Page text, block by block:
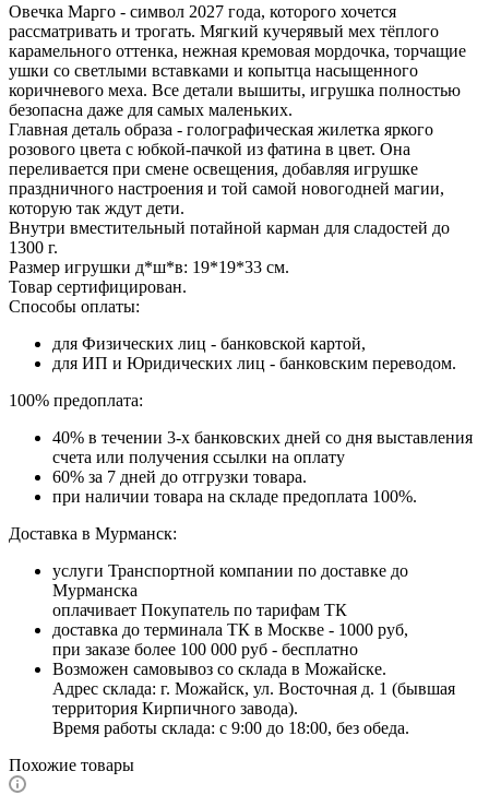
Овечка Марго - символ 2027 года, которого хочется
рассматривать и трогать. Мягкий кучерявый мех тёплого
карамельного оттенка, нежная кремовая мордочка, торчащие
ушки со светлыми вставками и копытца насыщенного
коричневого меха. Все детали вышиты, игрушка полностью
безопасна даже для самых маленьких.
Главная деталь образа - голографическая жилетка яркого
розового цвета с юбкой-пачкой из фатина в цвет. Она
переливается при смене освещения, добавляя игрушке
праздничного настроения и той самой новогодней магии,
которую так ждут дети.
Внутри вместительный потайной карман для сладостей до
1300 г.
Размер игрушки д*ш*в: 19*19*33 см.
Товар сертифицирован.
Способы оплаты:
для Физических лиц - банковской картой,
для ИП и Юридических лиц - банковским переводом.
100% предоплата:
40% в течении 3-х банковских дней со дня выставления
счета или получения ссылки на оплату
60% за 7 дней до отгрузки товара.
при наличии товара на складе предоплата 100%.
Доставка в Мурманск:
услуги Транспортной компании по доставке до
Мурманска
оплачивает Покупатель по тарифам ТК
доставка до терминала ТК в Москве - 1000 руб,
при заказе более 100 000 руб - бесплатно
Возможен самовывоз со склада в Можайске.
Адрес склада: г. Можайск, ул. Восточная д. 1 (бывшая
территория Кирпичного завода).
Время работы склада: с 9:00 до 18:00, без обеда.
Похожие товары